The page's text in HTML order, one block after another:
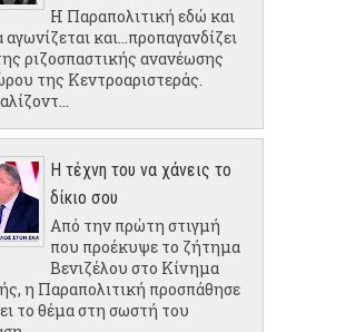
Η Παραπολιτική εδώ και
αγωνίζεται και...προπαγανδίζει
ριζοσπαστικής ανανέωσης
της Κεντροαριστεράς.
Η τέχνη του να χάνεις το
δίκιο σου
Από την πρώτη στιγμή
που προέκυψε το ζήτημα
Βενιζέλου στο Κίνημα
η Παραπολιτική προσπάθησε
το θέμα στη σωστή του